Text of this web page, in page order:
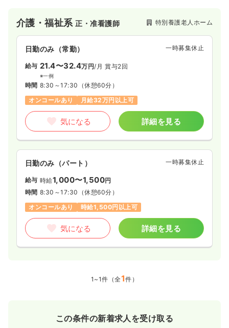
介護・福祉系正・准看護師 特別養護老人ホーム
日勤のみ（常勤） 一時募集休止
給与 21.4〜32.4万円/月 賞与2回
※一例
時間 8:30～17:30 （休憩60分）
オンコールあり
月給32万円以上可
気になる 詳細を見る
日勤のみ（パート） 一時募集休止
給与 時給1,000〜1,500円
時間 8:30～17:30 （休憩60分）
オンコールあり
時給1,500円以上可
気になる 詳細を見る
1~1件（全1件）
この条件の新着求人を受け取る